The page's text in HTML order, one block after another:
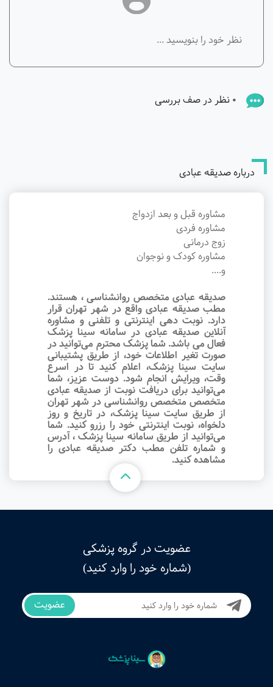
0 نظر در صف بررسی
درباره صدیقه عبادی
مشاوره قبل و بعد ازدواج
مشاوره فردی
زوج درمانی
مشاوره کودک و نوجوان
و....
صدیقه عبادی متخصص روانشناسی ، هستند.
مطب صدیقه عبادی واقع در شهر تهران قرار
دارد. نوبت‌ دهی اینترنتی و تلفنی و مشاوره
آنلاین صدیقه عبادی در سامانه سینا پزشک
فعال می باشد. شما پزشک محترم می‌توانید در
صورت تغیر اطلاعات خود، از طریق پشتیبانی
سایت سینا پزشک، اعلام کنید تا در اسرع
وقت‌، ویرایش انجام شود. دوست عزیز، شما
می‌توانید برای دریافت نوبت از صدیقه عبادی
متخصص متخصص روانشناسی در شهر تهران
از طریق سایت سینا پزشک، در تاریخ و روز
دلخواه، نوبت اینترنتی خود را رزرو کنید. شما
می‌توانید از طریق سامانه سینا پزشک ، آدرس
و شماره تلفن مطب دکتر صدیقه عبادی را
مشاهده کنید.
عضویت در گروه پزشکی
(شماره خود را وارد کنید)
عضویت